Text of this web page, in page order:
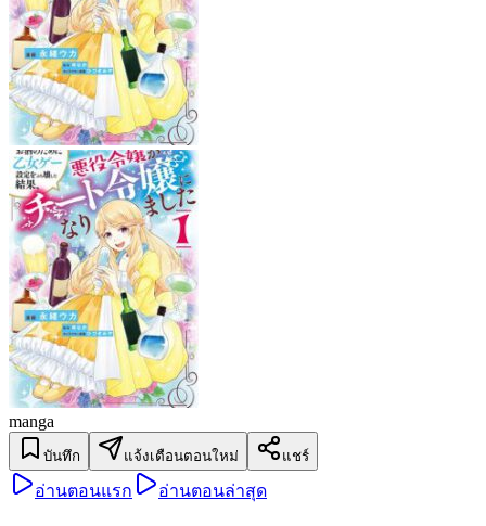
manga
บันทึก แจ้งเตือนตอนใหม่ แชร์
อ่านตอนแรก อ่านตอนล่าสุด